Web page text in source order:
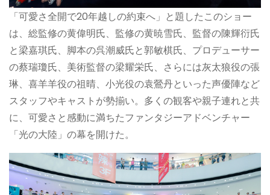
「可愛さ全開で20年越しの約束へ」と題したこのショー
は、総監修の黄偉明氏、監修の黄暁雪氏、監督の陳輝衍氏
と梁嘉琪氏、脚本の呉潮威氏と郭敏棋氏、プロデューサー
の蔡瑞瓊氏、美術監督の梁耀栄氏、さらには灰太狼役の張
琳、喜羊羊役の祖晴、小光役の袁鶯丹といった声優陣など
スタッフやキャストが勢揃い。多くの観客や親子連れと共
に、可愛さと感動に満ちたファンタジーアドベンチャー
「光の大陸」の幕を開けた。